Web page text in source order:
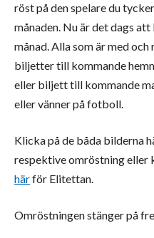
röst på den spelare du
månaden. Nu är det dags
månad. Alla som är med
biljetter till kommande
eller biljett till kommande
eller vänner på fotboll.
Klicka på de båda bilderna
respektive omröstning eller
härför Elitettan.
Omröstningen stänger på